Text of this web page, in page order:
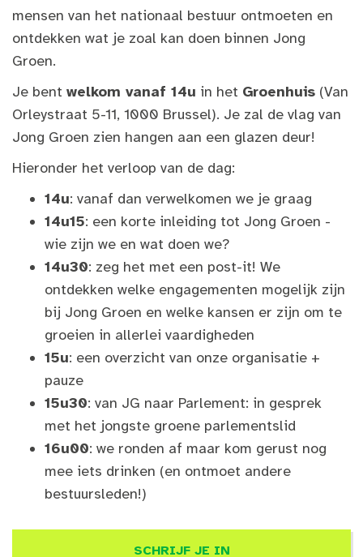
mensen van het nationaal bestuur ontmoeten en
ontdekken wat je zoal kan doen binnen Jong
Groen.
Je bent welkom vanaf 14u in het Groenhuis (Van
Orleystraat 5-11, 1000 Brussel). Je zal de vlag van
Jong Groen zien hangen aan een glazen deur!
Hieronder het verloop van de dag:
14u: vanaf dan verwelkomen we je graag
14u15: een korte inleiding tot Jong Groen -
wie zijn we en wat doen we?
14u30: zeg het met een post-it! We
ontdekken welke engagementen mogelijk zijn
bij Jong Groen en welke kansen er zijn om te
groeien in allerlei vaardigheden
15u: een overzicht van onze organisatie +
pauze
15u30: van JG naar Parlement: in gesprek
met het jongste groene parlementslid
16u00: we ronden af maar kom gerust nog
mee iets drinken (en ontmoet andere
bestuursleden!)
SCHRIJF JE IN